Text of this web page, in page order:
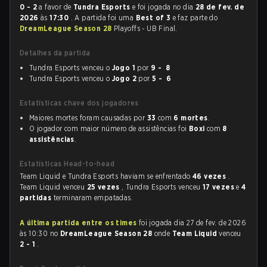
0 - 2 a favor de Tundra Esports e foi jogada no dia 28 de fev. de
2026 às17:30 . A partida foi uma Best of 3 e faz parte do
DreamLeague Season 28 Playoffs - UB Final.
Detalhes da partida
Tundra Esports venceu o Jogo 1 por 9 - 8
Tundra Esports venceu o Jogo 2 por5 - 6
Estatísticas chave dos jogadores
Maiores mortes foram causadas por 33 com 6 mortes.
O jogador com maior número de assistências foi Boxi com 8
assistências.
Estatísticas Head-to-head
Team Liquid e Tundra Esports haviam se enfrentado 46 vezes .
Team Liquid venceu 25 vezes , Tundra Esports venceu 17 vezese4
partidas terminaram empatadas.
A última partida entre os times foi jogada dia 27 de fev. de 2026
às 10:30 no DreamLeague Season 28 onde Team Liquidvenceu
2 - 1 .